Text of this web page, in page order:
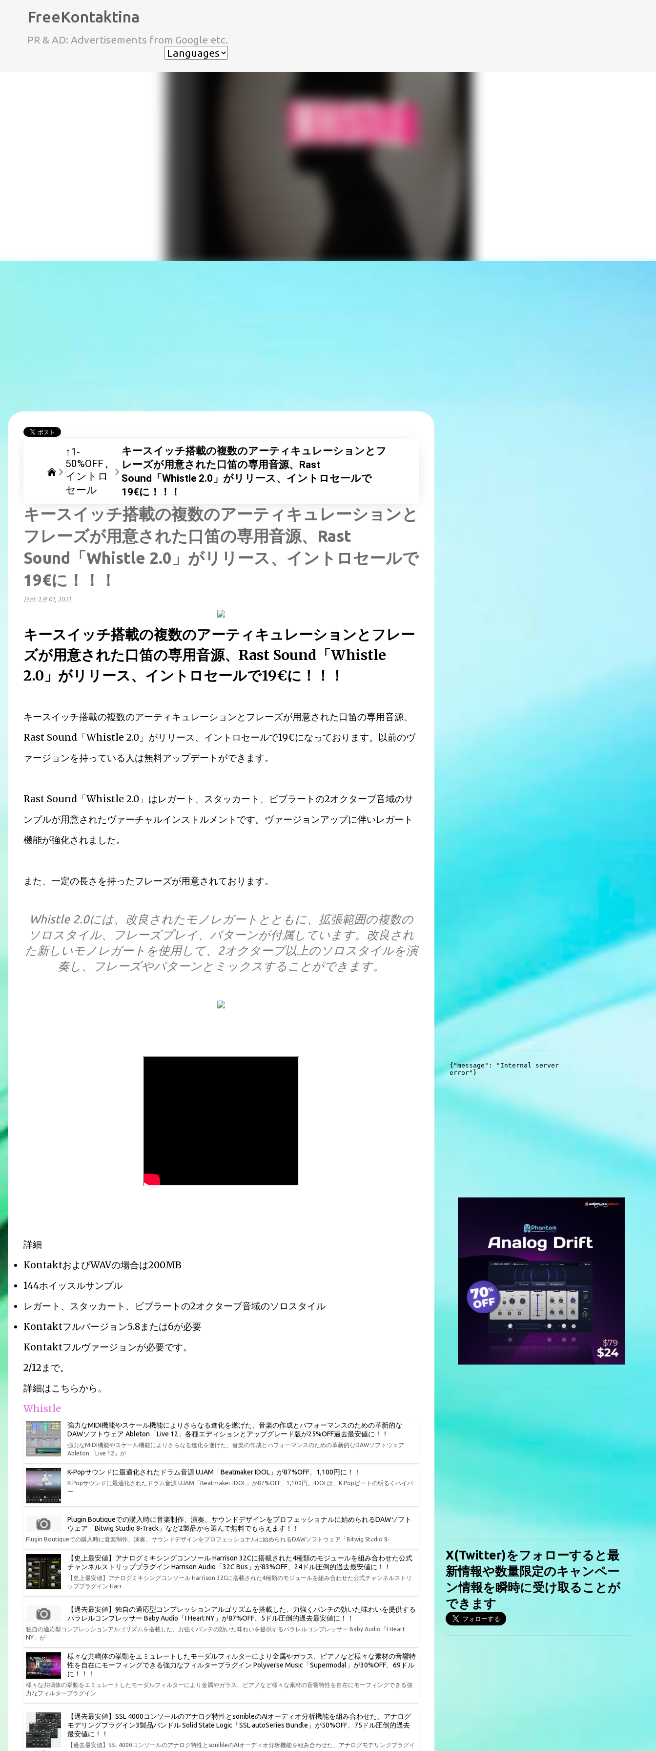
FreeKontaktina
PR & AD: Advertisements from Google etc.
↑1-
50%OFF
イントロ
セール
キースイッチ搭載の複数のアーティキュレーションとフ
レーズが用意された口笛の専用音源、Rast
Sound「Whistle 2.0」がリリース、イントロセールで
19€に！！！
キースイッチ搭載の複数のアーティキュレーションと
フレーズが用意された口笛の専用音源、Rast
Sound「Whistle 2.0」がリリース、イントロセールで
19€に！！！
日付: 2月 01, 2021
キースイッチ搭載の複数のアーティキュレーションとフレー
ズが用意された口笛の専用音源、Rast Sound「Whistle
2.0」がリリース、イントロセールで19€に！！！
キースイッチ搭載の複数のアーティキュレーションとフレーズが用意された口笛の専用音源、
Rast Sound「Whistle 2.0」がリリース、イントロセールで19€になっております。以前のヴ
ァージョンを持っている人は無料アップデートができます。
Rast Sound「Whistle 2.0」はレガート、スタッカート、ビブラートの2オクターブ音域のサ
ンプルが用意されたヴァーチャルインストルメントです。ヴァージョンアップに伴いレガート
機能が強化されました。
また、一定の長さを持ったフレーズが用意されております。
Whistle 2.0には、改良されたモノレガートとともに、拡張範囲の複数の
ソロスタイル、フレーズプレイ、パターンが付属しています。改良され
た新しいモノレガートを使用して、2オクターブ以上のソロスタイルを演
奏し、フレーズやパターンとミックスすることができます。
詳細
KontaktおよびWAVの場合は200MB
144ホイッスルサンプル
レガート、スタッカート、ビブラートの2オクターブ音域のソロスタイル
Kontaktフルバージョン5.8または6が必要
Kontaktフルヴァージョンが必要です。
2/12まで。
詳細はこちらから。
Whistle
強力なMIDI機能やスケール機能によりさらなる進化を遂げた、音楽の作成とパフォーマンスのための革新的な
DAWソフトウェア Ableton「Live 12」各種エディションとアップグレード版が25%OFF過去最安値に！！
強力なMIDI機能やスケール機能によりさらなる進化を遂げた、音楽の作成とパフォーマンスのための革新的なDAWソフトウェア
Ableton「Live 12」が
K-Popサウンドに最適化されたドラム音源 UJAM「Beatmaker IDOL」が87%OFF、1,100円に！！
K-Popサウンドに最適化されたドラム音源 UJAM「Beatmaker IDOL」が87%OFF、1,100円。IDOLは、K-Popビートの明るくハイパ
ー
Plugin Boutiqueでの購入時に音楽制作、演奏、サウンドデザインをプロフェッショナルに始められるDAWソフト
ウェア「Bitwig Studio 8-Track」など2製品から選んで無料でもらえます！！
Plugin Boutiqueでの購入時に音楽制作、演奏、サウンドデザインをプロフェッショナルに始められるDAWソフトウェア「Bitwig Studio 8-
【史上最安値】アナログミキシングコンソール Harrison 32Cに搭載された4種類のモジュールを組み合わせた公式
チャンネルストリッププラグイン Harrison Audio「32C Bus」が83%OFF、24ドル圧倒的過去最安値に！！
【史上最安値】アナログミキシングコンソール Harrison 32Cに搭載された4種類のモジュールを組み合わせた公式チャンネルストリ
ッププラグイン Harr
【過去最安値】独自の適応型コンプレッションアルゴリズムを搭載した、力強くパンチの効いた味わいを提供する
パラレルコンプレッサー Baby Audio「I Heart NY」が87%OFF、5ドル圧倒的過去最安値に！！
独自の適応型コンプレッションアルゴリズムを搭載した、力強くパンチの効いた味わいを提供するパラレルコンプレッサー Baby Audio「I Heart
NY」が
様々な共鳴体の挙動をエミュレートしたモーダルフィルターにより金属やガラス、ピアノなど様々な素材の音響特
性を自在にモーフィングできる強力なフィルタープラグイン Polyverse Music「Supermodal」が30%OFF、69ドル
に！！！
様々な共鳴体の挙動をエミュレートしたモーダルフィルターにより金属やガラス、ピアノなど様々な素材の音響特性を自在にモーフィングできる強
力なフィルタープラグイン
【過去最安値】SSL 4000コンソールのアナログ特性とsonibleのAIオーディオ分析機能を組み合わせた、アナログ
モデリングプラグイン3製品バンドル Solid State Logic「SSL autoSeries Bundle」が50%OFF、75ドル圧倒的過去
最安値に！！
【過去最安値】SSL 4000コンソールのアナログ特性とsonibleのAIオーディオ分析機能を組み合わせた、アナログモデリングプラグイ
X(Twitter)をフォローすると最
新情報や数量限定のキャンペー
ン情報を瞬時に受け取ることが
できます